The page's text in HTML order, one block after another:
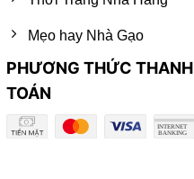
Mẹo hay Nhà Gạo
PHƯƠNG THỨC THANH
TOÁN